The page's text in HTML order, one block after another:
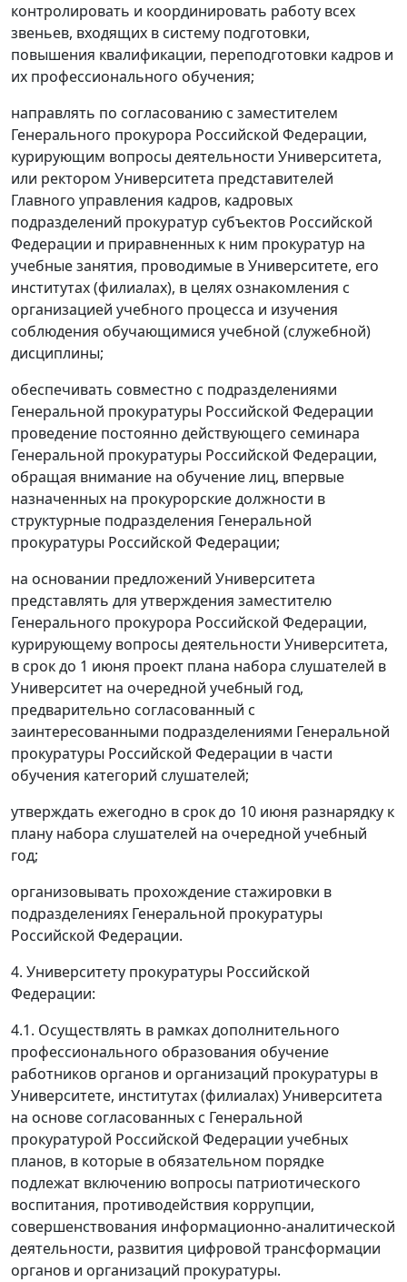
контролировать и координировать работу всех
звеньев, входящих в систему подготовки,
повышения квалификации, переподготовки кадров и
их профессионального обучения;
направлять по согласованию с заместителем
Генерального прокурора Российской Федерации,
курирующим вопросы деятельности Университета,
или ректором Университета представителей
Главного управления кадров, кадровых
подразделений прокуратур субъектов Российской
Федерации и приравненных к ним прокуратур на
учебные занятия, проводимые в Университете, его
институтах (филиалах), в целях ознакомления с
организацией учебного процесса и изучения
соблюдения обучающимися учебной (служебной)
дисциплины;
обеспечивать совместно с подразделениями
Генеральной прокуратуры Российской Федерации
проведение постоянно действующего семинара
Генеральной прокуратуры Российской Федерации,
обращая внимание на обучение лиц, впервые
назначенных на прокурорские должности в
структурные подразделения Генеральной
прокуратуры Российской Федерации;
на основании предложений Университета
представлять для утверждения заместителю
Генерального прокурора Российской Федерации,
курирующему вопросы деятельности Университета,
в срок до 1 июня проект плана набора слушателей в
Университет на очередной учебный год,
предварительно согласованный с
заинтересованными подразделениями Генеральной
прокуратуры Российской Федерации в части
обучения категорий слушателей;
утверждать ежегодно в срок до 10 июня разнарядку к
плану набора слушателей на очередной учебный
год;
организовывать прохождение стажировки в
подразделениях Генеральной прокуратуры
Российской Федерации.
4. Университету прокуратуры Российской
Федерации:
4.1. Осуществлять в рамках дополнительного
профессионального образования обучение
работников органов и организаций прокуратуры в
Университете, институтах (филиалах) Университета
на основе согласованных с Генеральной
прокуратурой Российской Федерации учебных
планов, в которые в обязательном порядке
подлежат включению вопросы патриотического
воспитания, противодействия коррупции,
совершенствования информационно-аналитической
деятельности, развития цифровой трансформации
органов и организаций прокуратуры.